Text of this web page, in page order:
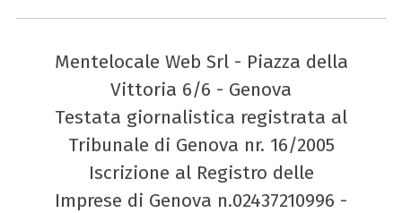
Mentelocale Web Srl - Piazza della
Vittoria 6/6 - Genova
Testata giornalistica registrata al
Tribunale di Genova nr. 16/2005
Iscrizione al Registro delle
Imprese di Genova n.02437210996 -